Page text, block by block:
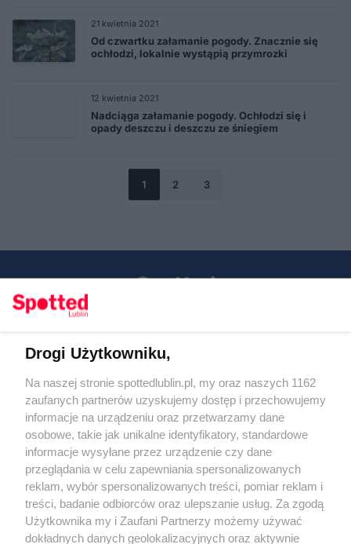
21 kwietnia 2021
Od czwartku załamanie pogody. Znacznie się
ochłodzi, lokalnie wystąpią przymrozki
12 kwietnia 2021
Nadciąga załamanie pogody. Ochłodzi się i
opady deszczu i deszczu ze śniegiem
1 2 3
KATEGORIE
OGŁOSZENIA
WYDARZENIA
Regulamin
Polityka prywatności
RODO
Warunki korzystania z treści
Drogi Użytkowniku,
Na naszej stronie spottedlublin.pl, my oraz naszych 1162
zaufanych partnerów uzyskujemy dostęp i przechowujemy
informacje na urządzeniu oraz przetwarzamy dane
osobowe, takie jak unikalne identyfikatory, standardowe
informacje wysyłane przez urządzenie czy dane
przeglądania w celu zapewniania spersonalizowanych
reklam, wybór spersonalizowanych treści, pomiar reklam i
treści, badanie odbiorców oraz ulepszanie usług. Za zgodą
Użytkownika my i Zaufani Partnerzy możemy używać
dokładnych danych geolokalizacyjnych oraz aktywnie